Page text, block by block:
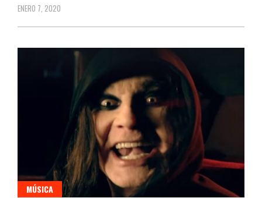
ENERO 7, 2020
MÚSICA